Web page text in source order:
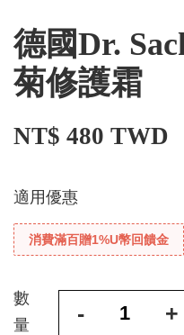
德國Dr.
菊修護霜
NT$ 480 TWD
適用優惠
消費滿百贈1%U幣回饋金
數
量
- +